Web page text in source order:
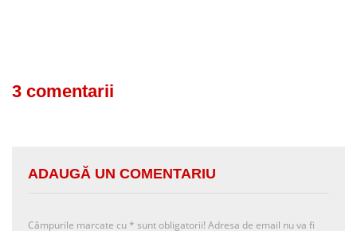
3 comentarii
ADAUGĂ UN COMENTARIU
Câmpurile marcate cu * sunt obligatorii! Adresa de email nu va fi